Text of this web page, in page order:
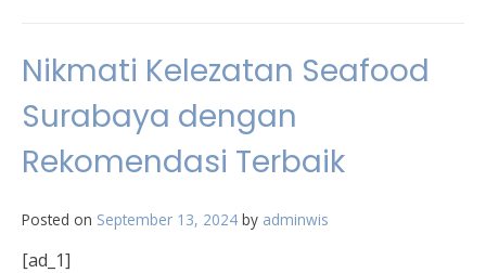
Nikmati Kelezatan Seafood
Surabaya dengan
Rekomendasi Terbaik
Posted on September 13, 2024 by adminwis
[ad_1]